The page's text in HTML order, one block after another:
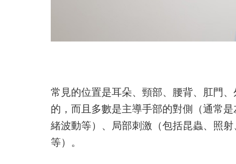
常見的位置是耳朵、頸部、腰背、肛門
的，而且多數是主導手部的對側（通常
緒波動等）、局部刺激（包括昆蟲、照
等）。